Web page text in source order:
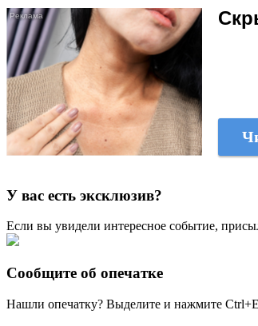
У вас есть эксклюзив?
Если вы увидели интересное событие,
Сообщите об опечатке
Нашли опечатку? Выделите и нажмите